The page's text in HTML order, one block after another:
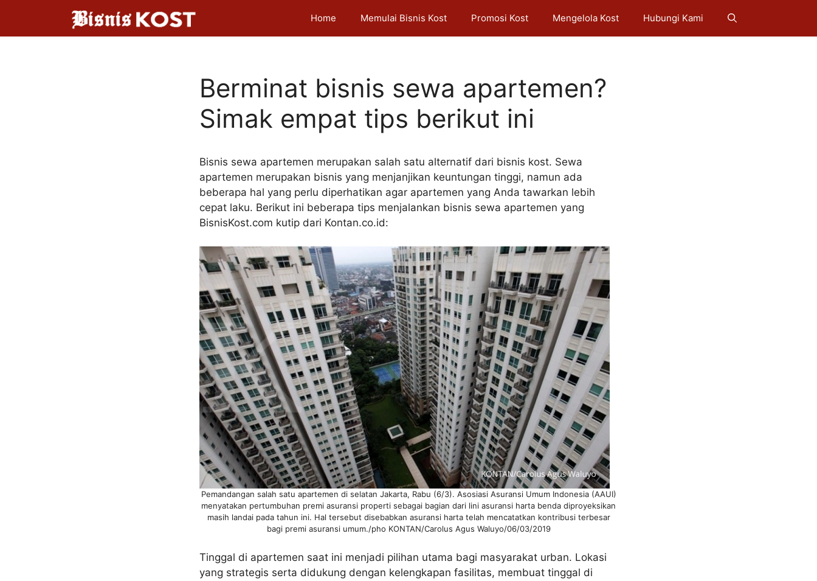
isi
Home Memulai Bisnis Kost Promosi Kost Mengelola Kost Hubungi Kami
Berminat bisnis sewa apartemen?
Simak empat tips berikut ini
Bisnis sewa apartemen merupakan salah satu alternatif dari bisnis kost. Sewa
apartemen merupakan bisnis yang menjanjikan keuntungan tinggi, namun ada
beberapa hal yang perlu diperhatikan agar apartemen yang Anda tawarkan lebih
cepat laku. Berikut ini beberapa tips menjalankan bisnis sewa apartemen yang
BisnisKost.com kutip dari Kontan.co.id:
Pemandangan salah satu apartemen di selatan Jakarta, Rabu (6/3). Asosiasi Asuransi Umum Indonesia (AAUI)
menyatakan pertumbuhan premi asuransi properti sebagai bagian dari lini asuransi harta benda diproyeksikan
masih landai pada tahun ini. Hal tersebut disebabkan asuransi harta telah mencatatkan kontribusi terbesar
bagi premi asuransi umum./pho KONTAN/Carolus Agus Waluyo/06/03/2019
Tinggal di apartemen saat ini menjadi pilihan utama bagi masyarakat urban. Lokasi
yang strategis serta didukung dengan kelengkapan fasilitas, membuat tinggal di